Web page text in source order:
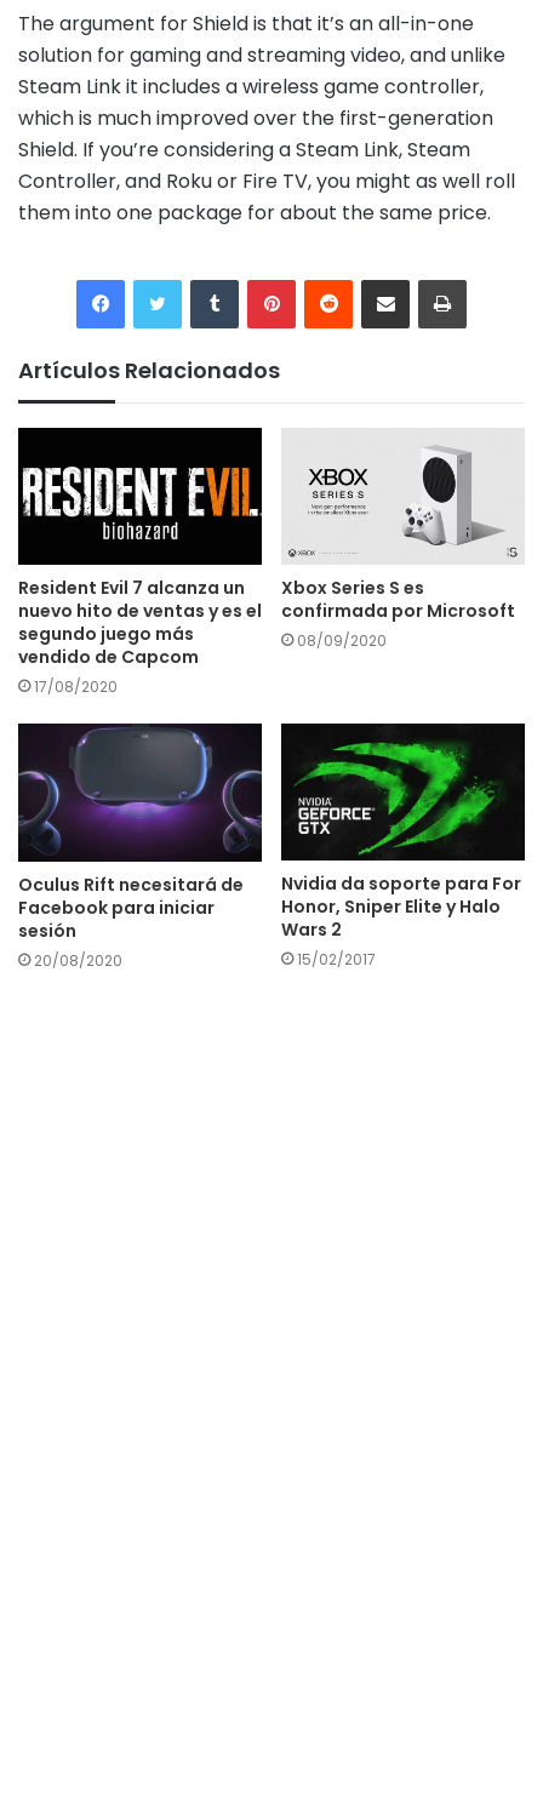
The argument for Shield is that it’s an all-in-one
solution for gaming and streaming video, and unlike
Steam Link it includes a wireless game controller,
which is much improved over the first-generation
Shield. If you’re considering a Steam Link, Steam
Controller, and Roku or Fire TV, you might as well roll
them into one package for about the same price.
TumblrPinterestReddit Compartir por correo electrónicoImprimir
Artículos Relacionados
Resident Evil 7 alcanza un
nuevo hito de ventas y es el
segundo juego más
vendido de Capcom
17/08/2020
Xbox Series S es
confirmada por Microsoft
08/09/2020
Oculus Rift necesitará de
Facebook para iniciar
sesión
20/08/2020
Nvidia da soporte para For
Honor, Sniper Elite y Halo
Wars 2
15/02/2017